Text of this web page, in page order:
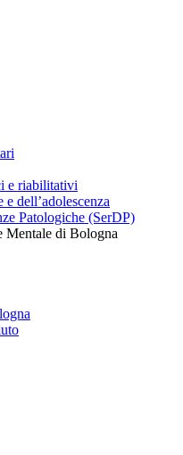
e riabilitativi
dell’adolescenza
Patologiche (SerDP)
Mentale di Bologna